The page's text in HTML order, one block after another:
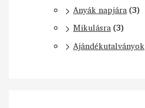
Anyák napjára(3)
Mikulásra(3)
Ajándékutalványok